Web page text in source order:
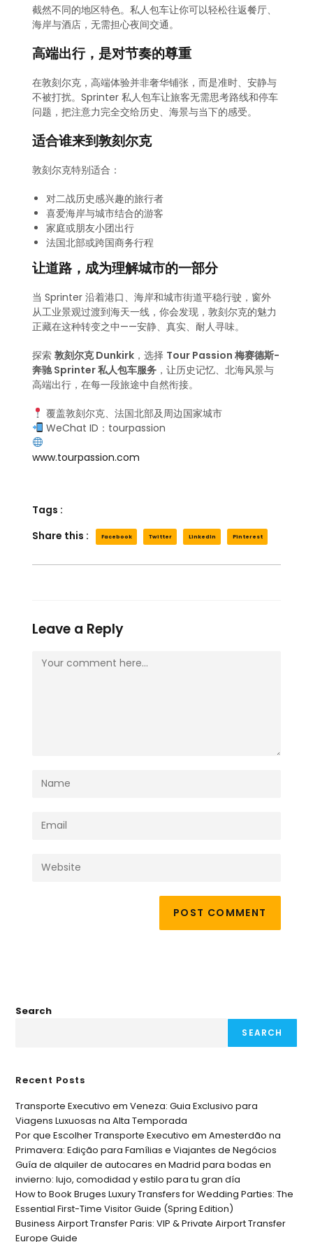
截然不同的地区特色。私人包车让你可以轻松往返餐厅、
海岸与酒店，无需担心夜间交通。
高端出行，是对节奏的尊重
在敦刻尔克，高端体验并非奢华铺张，而是准时、安静与
不被打扰。Sprinter 私人包车让旅客无需思考路线和停车
问题，把注意力完全交给历史、海景与当下的感受。
适合谁来到敦刻尔克
敦刻尔克特别适合：
对二战历史感兴趣的旅行者
喜爱海岸与城市结合的游客
家庭或朋友小团出行
法国北部或跨国商务行程
让道路，成为理解城市的一部分
当 Sprinter 沿着港口、海岸和城市街道平稳行驶，窗外
从工业景观过渡到海天一线，你会发现，敦刻尔克的魅力
正藏在这种转变之中——安静、真实、耐人寻味。
探索敦刻尔克 Dunkirk ，选择 Tour Passion 梅赛德斯-
奔驰 Sprinter 私人包车服务 ，让历史记忆、北海风景与
高端出行，在每一段旅途中自然衔接。
覆盖敦刻尔克、法国北部及周边国家城市
WeChat ID：tourpassion
www.tourpassion.com
Tags :
Share this :
Facebook Twitter LinkedIn Pinterest
Leave a Reply
Search
SEARCH
Recent Posts
Transporte Executivo em Veneza: Guia Exclusivo para
Viagens Luxuosas na Alta Temporada
Por que Escolher Transporte Executivo em Amesterdão na
Primavera: Edição para Famílias e Viajantes de Negócios
Guía de alquiler de autocares en Madrid para bodas en
invierno: lujo, comodidad y estilo para tu gran día
How to Book Bruges Luxury Transfers for Wedding Parties: The
Essential First-Time Visitor Guide (Spring Edition)
Business Airport Transfer Paris: VIP & Private Airport Transfer
Europe Guide